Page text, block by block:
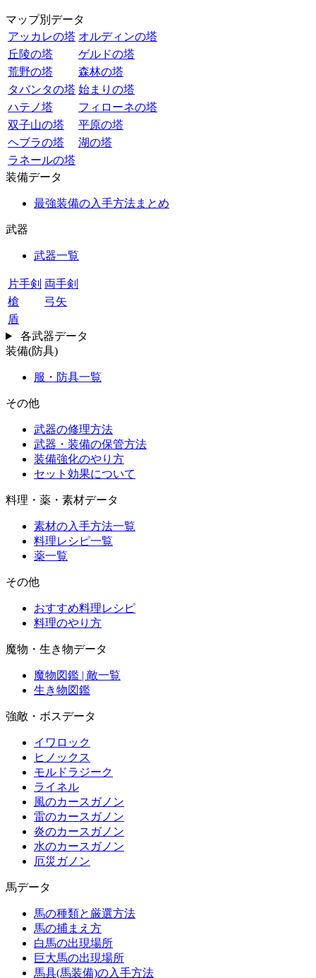
マップ別データ
アッカレの塔 オルディンの塔
丘陵の塔
ゲルドの塔
荒野の塔
森林の塔
タバンタの塔 始まりの塔
ハテノ塔
フィローネの塔
双子山の塔
平原の塔
ヘブラの塔
湖の塔
ラネールの塔
装備データ
最強装備の入手方法まとめ
武器
武器一覧
片手剣 両手剣
槍
弓矢
盾
各武器データ
装備(防具)
服・防具一覧
その他
武器の修理方法
武器・装備の保管方法
装備強化のやり方
セット効果について
料理・薬・素材データ
素材の入手方法一覧
料理レシピ一覧
薬一覧
その他
おすすめ料理レシピ
料理のやり方
魔物・生き物データ
魔物図鑑 | 敵一覧
生き物図鑑
強敵・ボスデータ
イワロック
ヒノックス
モルドラジーク
ライネル
風のカースガノン
雷のカースガノン
炎のカースガノン
水のカースガノン
厄災ガノン
馬データ
馬の種類と厳選方法
馬の捕まえ方
白馬の出現場所
巨大馬の出現場所
馬具(馬装備)の入手方法